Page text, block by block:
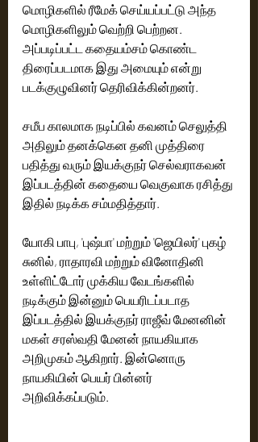
மொழிகளில் ரீமேக் செய்யப்பட்டு அந்த
மொழிகளிலும் வெற்றி பெற்றன.
அப்படிப்பட்ட கதையம்சம் கொண்ட
திரைப்படமாக இது அமையும் என்று
படக்குழுவினர் தெரிவிக்கின்றனர்.
சமீப காலமாக நடிப்பில் கவனம் செலுத்தி
அதிலும் தனக்கென தனி முத்திரை
பதித்து வரும் இயக்குநர் செல்வராகவன்
இப்படத்தின் கதையை வெகுவாக ரசித்து
இதில் நடிக்க சம்மதித்தார்.
யோகி பாபு, 'புஷ்பா' மற்றும் 'ஜெயிலர்' புகழ்
சுனில், ராதாரவி மற்றும் வினோதினி
உள்ளிட்டோர் முக்கிய வேடங்களில்
நடிக்கும் இன்னும் பெயரிடப்படாத
இப்படத்தில் இயக்குநர் ராஜீவ் மேனனின்
மகள் சரஸ்வதி மேனன் நாயகியாக
அறிமுகம் ஆகிறார். இன்னொரு
நாயகியின் பெயர் பின்னர்
அறிவிக்கப்படும்.